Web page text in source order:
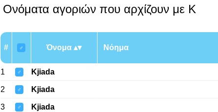
Ονόματα αγοριών που αρχίζουν με K
# ♂ Όνομα Νόημα
1 ♂ Kjiada
2 ♂ Kjiada
3 ♂ Kjiada